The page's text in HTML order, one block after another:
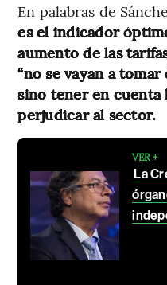
En palabras de
es el indicador
aumento de las
“no se vayan a
sino tener en cuenta
perjudicar al sector.
VER +
La